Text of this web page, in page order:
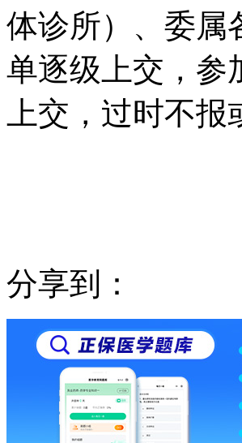
体诊所）、委属
单逐级上交，参
上交，过时不
分享到：